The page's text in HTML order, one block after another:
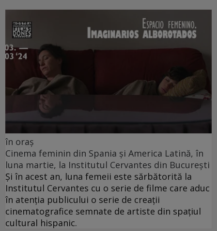
în oraș
Cinema feminin din Spania și America Latină, în
luna martie, la Institutul Cervantes din București
Și în acest an, luna femeii este sărbătorită la
Institutul Cervantes cu o serie de filme care aduc
în atenția publicului o serie de creații
cinematografice semnate de artiste din spațiul
cultural hispanic.